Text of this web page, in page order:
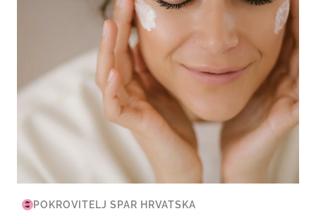
POKROVITELJ SPAR HRVATSKA